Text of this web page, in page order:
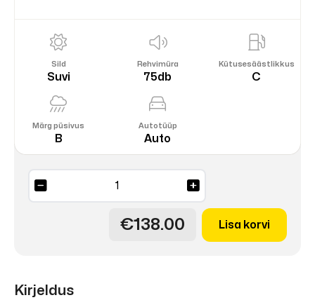
Sild
Suvi
Rehvimüra
75db
Kütusesäästlikkus
C
Märg püsivus
B
Autotüüp
Auto
118V
€138.00 Lisa korvi
Kirjeldus